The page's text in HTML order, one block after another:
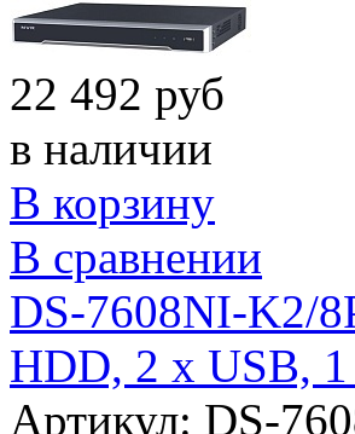
22 492 руб
в наличии
В корзину
В сравнении
DS-7608NI-K2/
HDD, 2 x USB,
Артикул: DS-